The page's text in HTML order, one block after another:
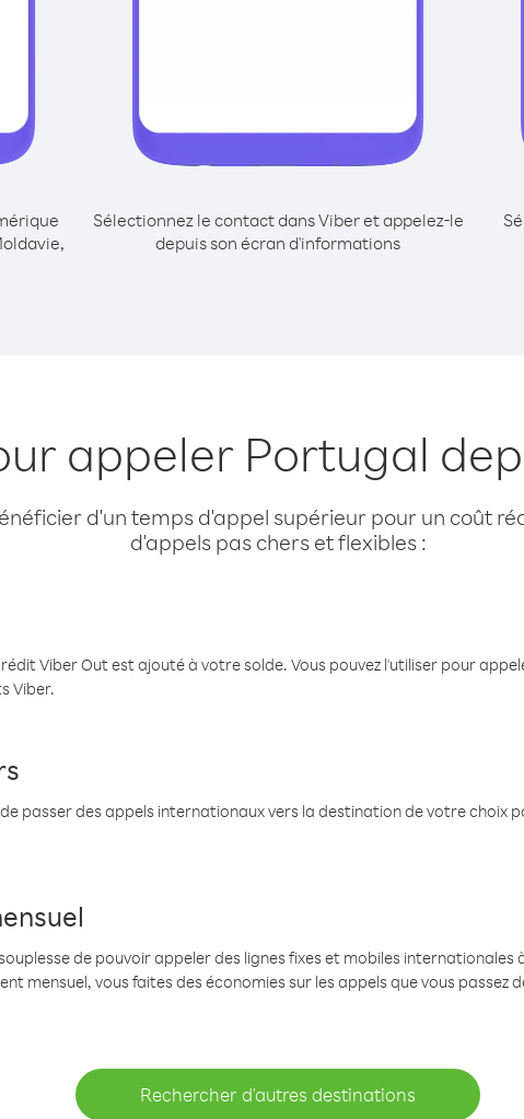
Sélectionnez le contact dans Viber et appelez-le
depuis son écran d'informations
appeler Portugal
d'un temps d'appel supérieur pour un coût
d'appels pas chers et flexibles :
Viber Out est ajouté à votre solde. Vous pouvez l'utiliser pour
Viber.
passer des appels internationaux vers la destination de votre choix
de pouvoir appeler des lignes fixes et mobiles internationales
mensuel, vous faites des économies sur les appels que vous passez
Rechercher d'autres destinations